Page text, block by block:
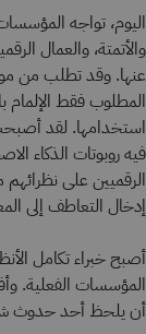
اليوم، تواجه
والأتمتة، والعمال
عنها. وقد تطلب من
المطلوب فقط الإلمام
استخدامها. لقد
فيه روبوتات الذكاء
الرقميين على
إدخال التعاطف إلى
أصبح خبراء تكامل
المؤسسات الفعلية.
أن يلحظ أحد حدوث